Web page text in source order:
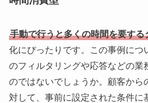
手動で行うと多くの時間を要する
化にぴったりです。この事例につ
のフィルタリングや応答などの業
のではないでしょうか。顧客から
対して、事前に設定された条件に